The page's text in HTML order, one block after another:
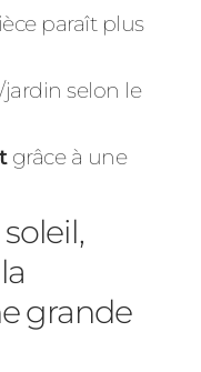
paraît plus
jardin selon le
grâce à une
grande